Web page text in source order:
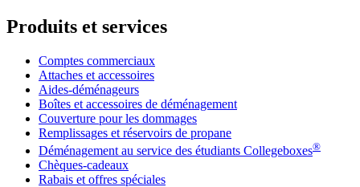
Produits et services
Comptes commerciaux
Attaches et accessoires
Aides-déménageurs
Boîtes et accessoires de déménagement
Couverture pour les dommages
Remplissages et réservoirs de propane
Déménagement au service des étudiants Collegeboxes®
Chèques-cadeaux
Rabais et offres spéciales